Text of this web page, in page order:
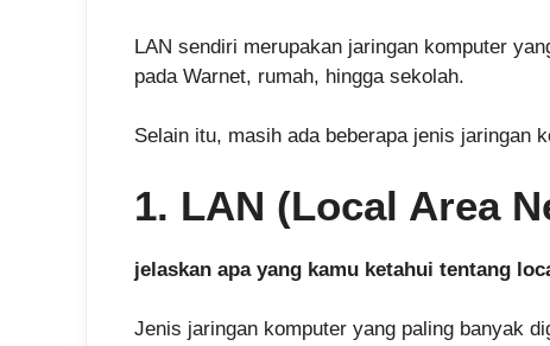
LAN sendiri merupakan jaringan komputer
pada Warnet, rumah, hingga sekolah.
Selain itu, masih ada beberapa jenis jaringan
1. LAN (Local Area
jelaskan apa yang kamu ketahui tentang
Jenis jaringan komputer yang paling banyak